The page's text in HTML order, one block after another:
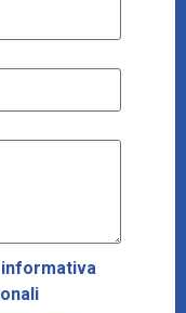
informativa